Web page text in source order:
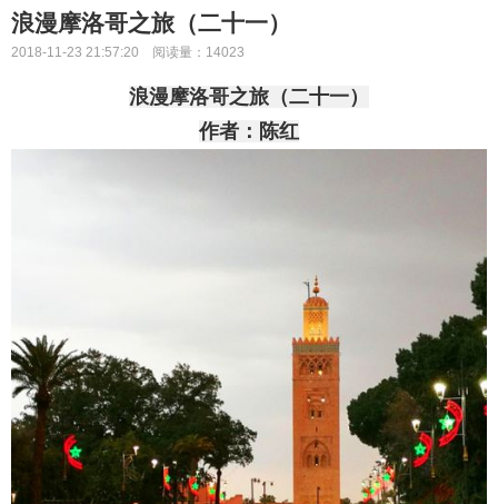
浪漫摩洛哥之旅（二十一）
2018-11-23 21:57:20 阅读量：14023
浪漫摩洛哥之旅（二十一）
作者：陈红